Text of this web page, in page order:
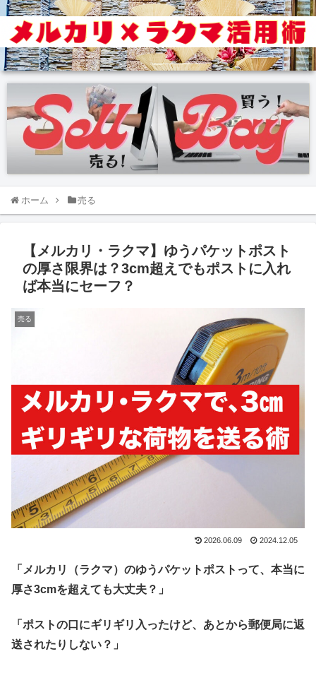
ホーム 売る
【メルカリ・ラクマ】ゆうパケットポスト
の厚さ限界は？3cm超えでもポストに入れ
ば本当にセーフ？
売る
2026.06.09 2024.12.05
「メルカリ（ラクマ）のゆうパケットポストって、本当に
厚さ3cmを超えても大丈夫？」
「ポストの口にギリギリ入ったけど、あとから郵便局に返
送されたりしない？」